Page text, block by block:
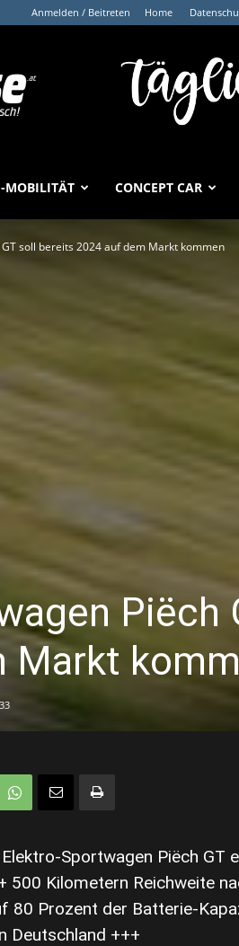
Anmelden / Beitreten Home
MOBILITÄT CONCEPT CAR
soll bereits 2024 auf dem Markt kommen
Piëch
Markt
Sportwagen Piëch GT
Kilometern Reichweite
80 Prozent der Batterie-
Deutschland +++